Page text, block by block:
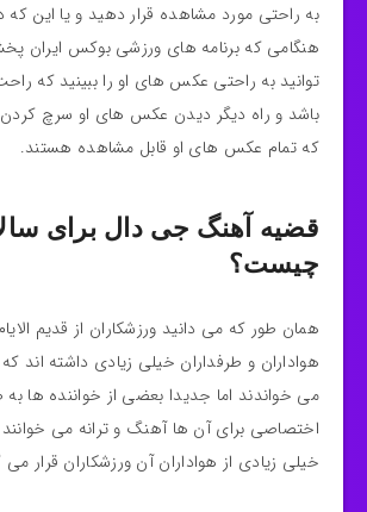
به راحتی مورد مشاهده قرار دهید و یا این
هنگامی که برنامه‌ های ورزشی بوکس ایران
توانید به راحتی عکس های او را ببینید که
باشد و راه دیگر دیدن عکس های او سرچ
که تمام عکس های او قابل مشاهده هستند.
قضیه آهنگ جی دال برای
چیست؟
همان طور که می دانید ورزشکاران از قدیم
هواداران و طرفداران خیلی زیادی داشته اند
می‌ خواندند اما جدیدا بعضی از خواننده ها
اختصاصی برای آن ها آهنگ و ترانه می خوانند
خیلی زیادی از هواداران آن ورزشکاران قرار می‌